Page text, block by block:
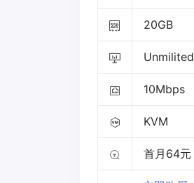
20GB
Unmilited
10Mbps
KVM
首月64元